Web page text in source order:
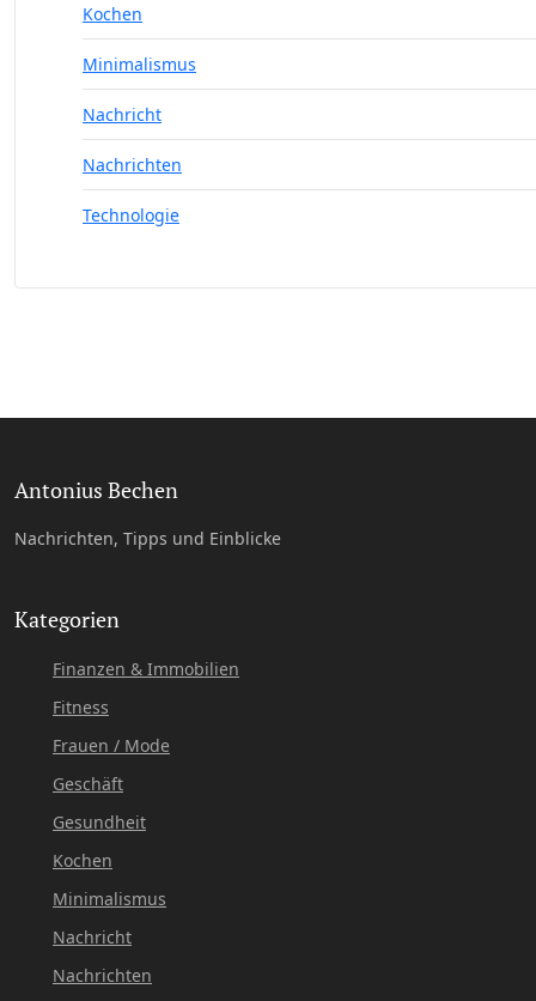
Kochen
Minimalismus
Nachricht
Nachrichten
Technologie
Antonius Bechen
Nachrichten, Tipps und Einblicke
Kategorien
Finanzen & Immobilien
Fitness
Frauen / Mode
Geschäft
Gesundheit
Kochen
Minimalismus
Nachricht
Nachrichten